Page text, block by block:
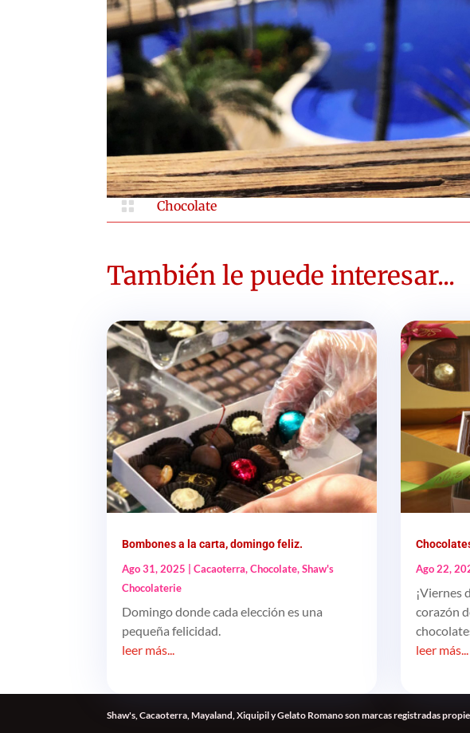
 Chocolate
También le puede interesar...
Bombones a la carta, domingo feliz.
Ago 31, 2025 |Cacaoterra,Chocolate,Shaw's
Chocolaterie
Domingo donde cada elección es una
pequeña felicidad.
leer más...
Ago 22,
¡Viernes
corazón
leer más...
Shaw's, Cacaoterra, Mayaland, Xiquipil y Gelato Romano son marcas registradas